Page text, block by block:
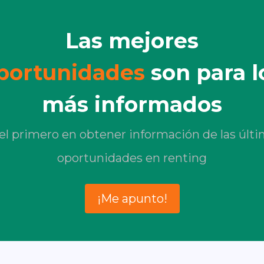
Las mejores
son para
más informados
primero en obtener información de las
oportunidades en renting
¡Me apunto!